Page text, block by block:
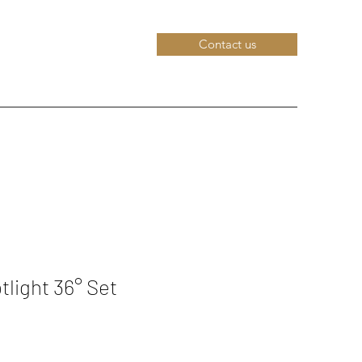
Contact us
36° Set